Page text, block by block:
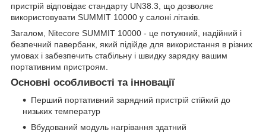
пристрій відповідає стандарту UN38.3, що дозволяє
використовувати SUMMIT 10000 у салоні літаків.
Загалом, Nitecore SUMMIT 10000 - це потужний, надійний і
безпечний павербанк, який підійде для використання в різних
умовах і забезпечить стабільну і швидку зарядку вашим
портативним пристроям.
Основні особливості та інновації
Перший портативний зарядний пристрій стійкий до
низьких температур
Вбудований модуль нагрівання здатний